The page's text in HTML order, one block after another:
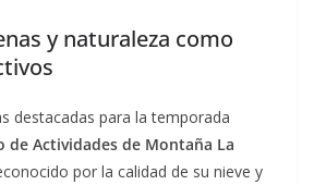
y naturaleza como
destacadas para la temporada
de Actividades de Montaña La
por la calidad de su nieve y